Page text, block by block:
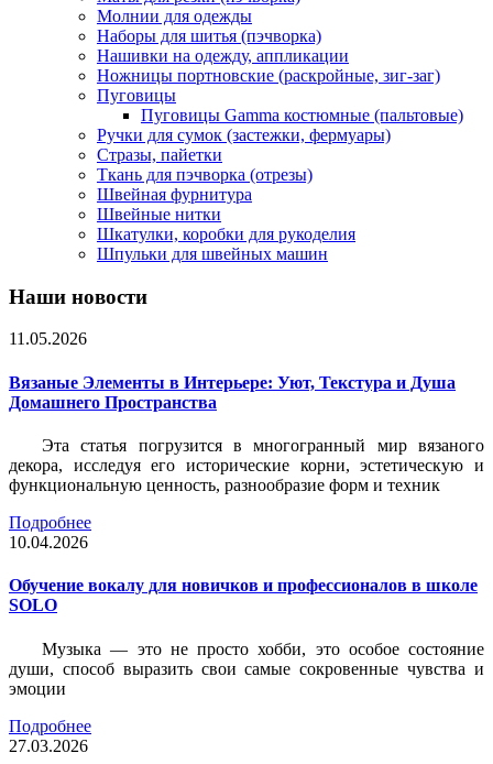
Молнии для одежды
Наборы для шитья (пэчворка)
Нашивки на одежду, аппликации
Ножницы портновские (раскройные, зиг-заг)
Пуговицы
Пуговицы Gamma костюмные (пальтовые)
Ручки для сумок (застежки, фермуары)
Стразы, пайетки
Ткань для пэчворка (отрезы)
Швейная фурнитура
Швейные нитки
Шкатулки, коробки для рукоделия
Шпульки для швейных машин
Наши новости
11.05.2026
Вязаные Элементы в Интерьере: Уют, Текстура и Душа
Домашнего Пространства
Эта статья погрузится в многогранный мир вязаного
декора, исследуя его исторические корни, эстетическую и
функциональную ценность, разнообразие форм и техник
Подробнее
10.04.2026
Обучение вокалу для новичков и профессионалов в школе
SOLO
Музыка — это не просто хобби, это особое состояние
души, способ выразить свои самые сокровенные чувства и
эмоции
Подробнее
27.03.2026